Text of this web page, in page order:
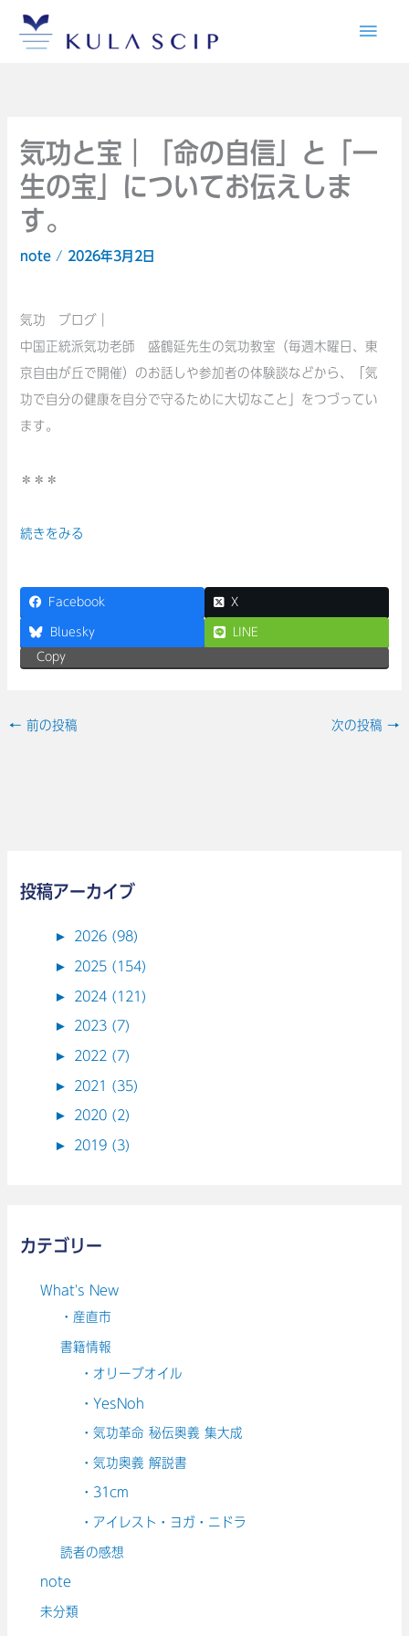
メ
メ
気功と宝｜「命の自信」と「一
生の宝」についてお伝えしま
す。
note / 2026年3月2日
気功 ブログ｜
中国正統派気功老師 盛鶴延先生の気功教室（毎週木曜日、東
京自由が丘で開催）のお話しや参加者の体験談などから、「気
功で自分の健康を自分で守るために大切なこと」をつづってい
ます。
＊＊＊
続きをみる
Facebook X
Bluesky
LINE
Copy
← 前の投稿 次の投稿→
投稿アーカイブ
► 2026 (98)
► 2025 (154)
► 2024 (121)
► 2023 (7)
► 2022 (7)
► 2021 (35)
► 2020 (2)
► 2019 (3)
カテゴリー
What's New
・産直市
書籍情報
・オリーブオイル
・YesNoh
・気功革命 秘伝奥義 集大成
・気功奥義 解説書
・31cm
・アイレスト・ヨガ・ニドラ
読者の感想
note
未分類